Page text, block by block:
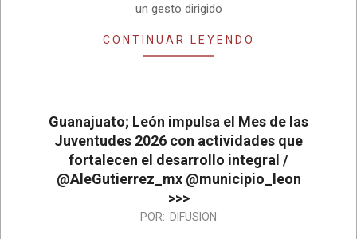
un gesto dirigido
CONTINUAR LEYENDO
Guanajuato; León impulsa el Mes de las
Juventudes 2026 con actividades que
fortalecen el desarrollo integral /
@AleGutierrez_mx @municipio_leon
>>>
POR: DIFUSION